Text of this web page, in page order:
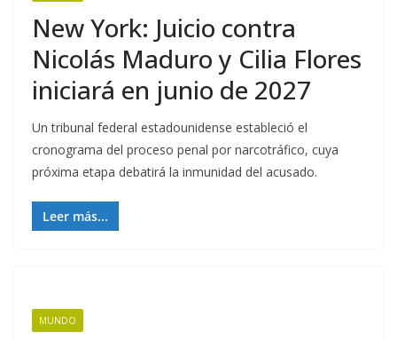
New York: Juicio contra
Nicolás Maduro y Cilia Flores
iniciará en junio de 2027
Un tribunal federal estadounidense estableció el
cronograma del proceso penal por narcotráfico, cuya
próxima etapa debatirá la inmunidad del acusado.
Leer más...
MUNDO